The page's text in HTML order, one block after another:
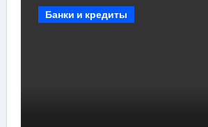
Банки и кредиты